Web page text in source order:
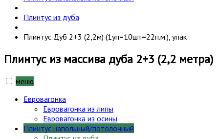
Плинтус из дуба
Плинтус Дуб 2+3 (2,2м) (1уп=10шт=22п.м.), упак
Плинтус из массива дуба 2+3 (2,2 метра)
меню
Евровагонка
Евровагонка из липы
Евровагонка из осины
Плинтус напольный/потолочный